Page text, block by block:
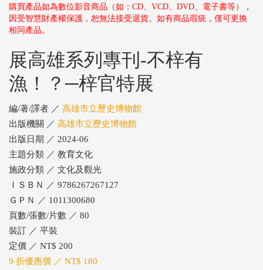
購買產品如為數位影音商品（如：CD、VCD、DVD、電子書等），
因受智慧財產權保護，恕無法接受退貨。如有商品瑕疵，僅可更換
相同產品。
展高雄系列專刊-不梓有
漁！？─梓官特展
編/著/譯者 ／ 高雄市立歷史博物館
出版機關 ／ 高雄市立歷史博物館
出版日期 ／ 2024-06
主題分類 ／ 教育文化
施政分類 ／ 文化及觀光
ＩＳＢＮ ／ 9786267267127
ＧＰＮ ／ 1011300680
頁數/張數/片數 ／ 80
裝訂 ／ 平裝
定價 ／ NT$ 200
9 折優惠價 ／ NT$ 180